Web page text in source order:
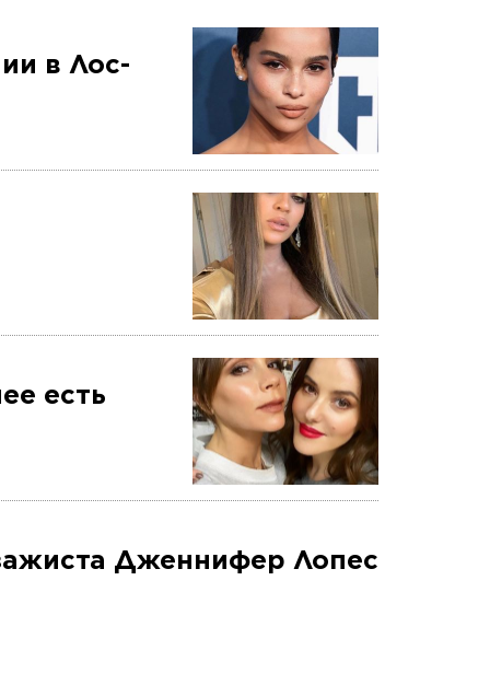
в Лос-
есть
Дженнифер Лопес